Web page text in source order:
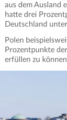
aus dem Ausland
hatte drei
Deutschland
Polen
Prozentpunkte
erfüllen zu